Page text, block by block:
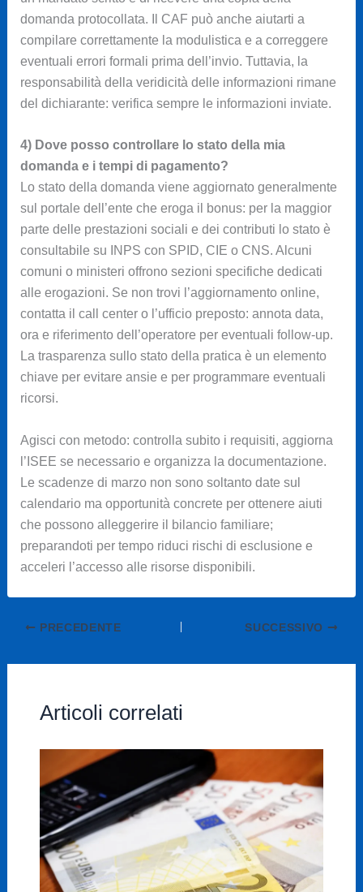
domanda protocollata. Il CAF può anche aiutarti a
compilare correttamente la modulistica e a correggere
eventuali errori formali prima dell’invio. Tuttavia, la
responsabilità della veridicità delle informazioni rimane
del dichiarante: verifica sempre le informazioni inviate.
4) Dove posso controllare lo stato della mia
domanda e i tempi di pagamento?
Lo stato della domanda viene aggiornato generalmente
sul portale dell’ente che eroga il bonus: per la maggior
parte delle prestazioni sociali e dei contributi lo stato è
consultabile su INPS con SPID, CIE o CNS. Alcuni
comuni o ministeri offrono sezioni specifiche dedicati
alle erogazioni. Se non trovi l’aggiornamento online,
contatta il call center o l’ufficio preposto: annota data,
ora e riferimento dell’operatore per eventuali follow-up.
La trasparenza sullo stato della pratica è un elemento
chiave per evitare ansie e per programmare eventuali
ricorsi.
Agisci con metodo: controlla subito i requisiti, aggiorna
l’ISEE se necessario e organizza la documentazione.
Le scadenze di marzo non sono soltanto date sul
calendario ma opportunità concrete per ottenere aiuti
che possono alleggerire il bilancio familiare;
preparandoti per tempo riduci rischi di esclusione e
acceleri l’accesso alle risorse disponibili.
PRECEDENTE SUCCESSIVO
Articoli correlati